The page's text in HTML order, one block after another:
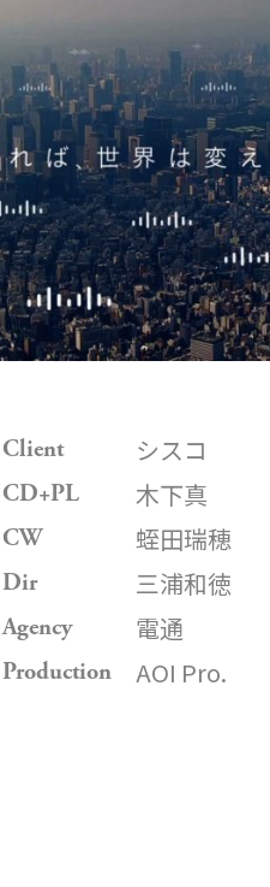
Client シスコ
CD+PL 木下真
CW 蛭田瑞穂
Dir 三浦和徳
Agency 電通
Production AOI Pro.